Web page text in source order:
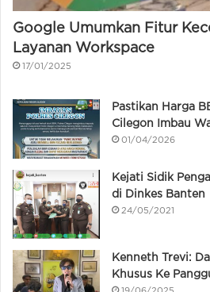
Google Umumkan Fitur
Layanan Workspace
17/01/2025
Pastikan Harga
Cilegon Imbau
01/04/2026
Kejati Sidik
di Dinkes Banten
24/05/2021
Kenneth Trevi:
Khusus Ke